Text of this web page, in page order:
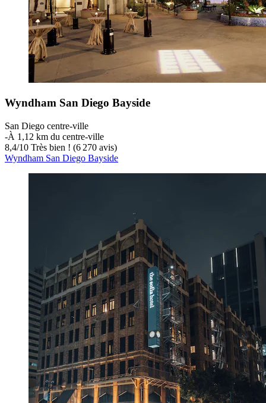
Wyndham San Diego Bayside
San Diego centre-ville
‐À 1,12 km du centre-ville
8,4/10 Très bien ! (6 270 avis)
Wyndham San Diego Bayside